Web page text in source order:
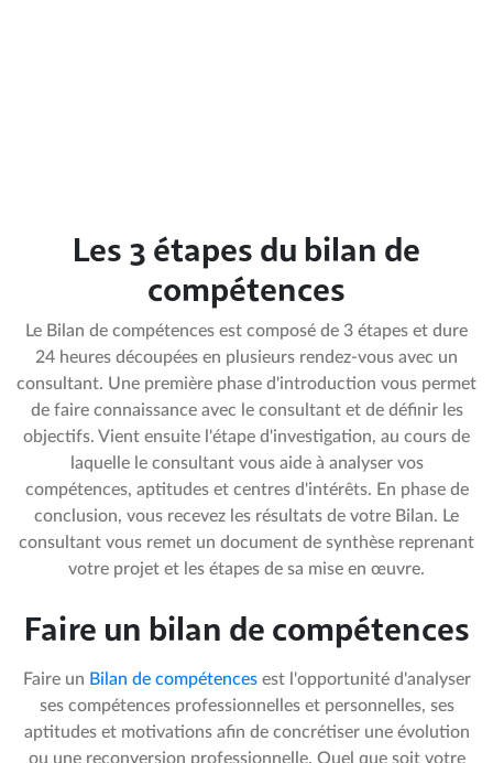
Les 3 étapes du bilan de
compétences
Le Bilan de compétences est composé de 3 étapes et dure
24 heures découpées en plusieurs rendez-vous avec un
consultant. Une première phase d'introduction vous permet
de faire connaissance avec le consultant et de définir les
objectifs. Vient ensuite l'étape d'investigation, au cours de
laquelle le consultant vous aide à analyser vos
compétences, aptitudes et centres d'intérêts. En phase de
conclusion, vous recevez les résultats de votre Bilan. Le
consultant vous remet un document de synthèse reprenant
votre projet et les étapes de sa mise en œuvre.
Faire un bilan de compétences
Faire un Bilan de compétencesest l'opportunité d'analyser
ses compétences professionnelles et personnelles, ses
aptitudes et motivations afin de concrétiser une évolution
ou une reconversion professionnelle. Quel que soit votre